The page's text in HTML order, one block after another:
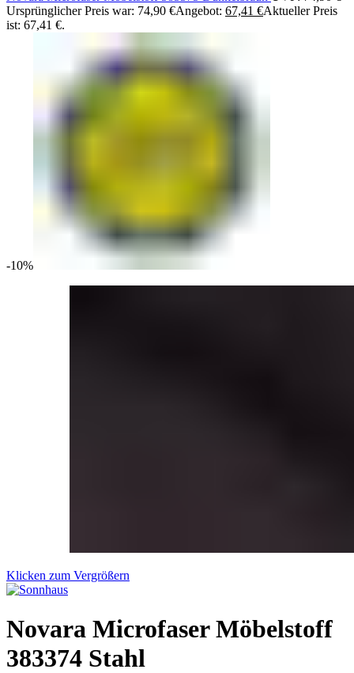
Ursprünglicher Preis war: 74,90 €Angebot: 67,41 €Aktueller Preis
ist: 67,41 €.
-10%
Klicken zum Vergrößern
Novara Microfaser Möbelstoff
383374 Stahl